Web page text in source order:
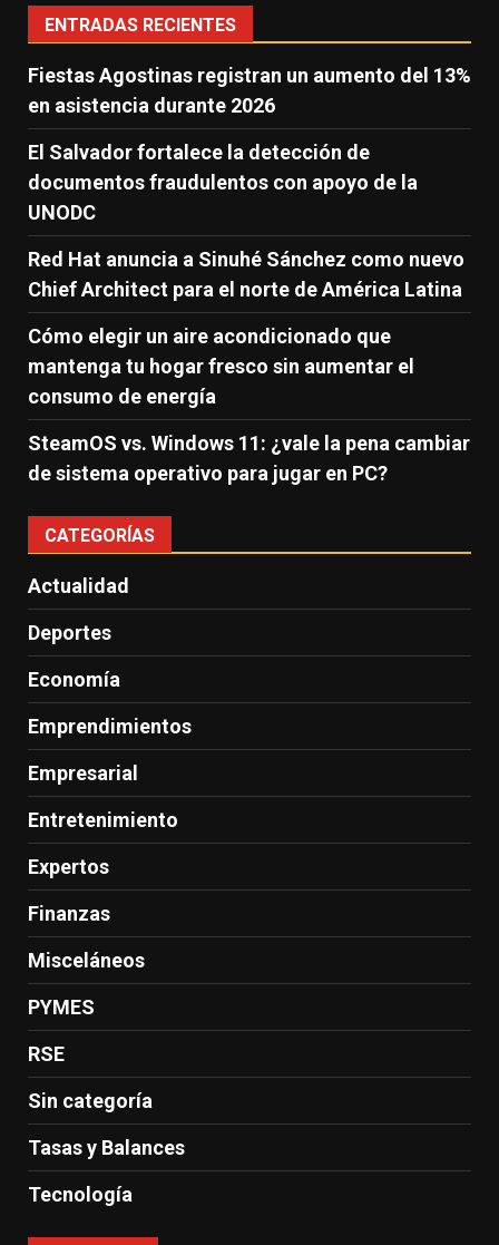
ENTRADAS RECIENTES
Fiestas Agostinas registran un aumento del 13%
en asistencia durante 2026
El Salvador fortalece la detección de
documentos fraudulentos con apoyo de la
UNODC
Red Hat anuncia a Sinuhé Sánchez como nuevo
Chief Architect para el norte de América Latina
Cómo elegir un aire acondicionado que
mantenga tu hogar fresco sin aumentar el
consumo de energía
SteamOS vs. Windows 11: ¿vale la pena cambiar
de sistema operativo para jugar en PC?
CATEGORÍAS
Actualidad
Deportes
Economía
Emprendimientos
Empresarial
Entretenimiento
Expertos
Finanzas
Misceláneos
PYMES
RSE
Sin categoría
Tasas y Balances
Tecnología